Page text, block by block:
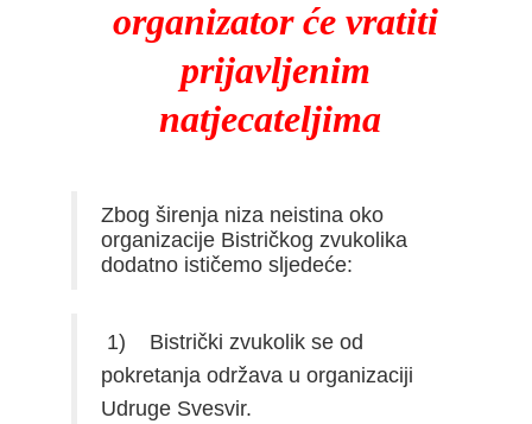
organizator će vratiti
prijavljenim
natjecateljima
Zbog širenja niza neistina oko
organizacije Bistričkog zvukolika
dodatno ističemo sljedeće:
1) Bistrički zvukolik se od
pokretanja održava u organizaciji
Udruge Svesvir.